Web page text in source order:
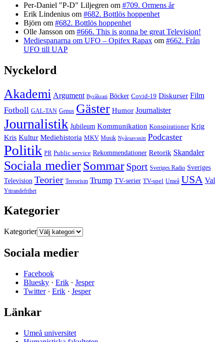
Per-Daniel "P-D" Liljegren om #709. Ormens år
Erik Lindenius om #682. Bottlös hoppenhet
Björn om #682. Bottlös hoppenhet
Olle Jansson om #666. This is gonna be great Television!
Mediespanarna om UFO – Opifex Rapax om #662. Från
UFO till UAP
Nyckelord
Akademi Argument Byråkrati Böcker Covid-19 Diskurser Film
Fotboll GAL-TAN Genus Gäster Humor Journalister
Journalistik Jubileum Kommunikation Konspirationer Krig
Kris Kultur Mediehistoria MKV Musik Nyårsavsnitt Podcaster
Politik PR Public service Rekommendationer Retorik Skandaler
Sociala medierSommar Sport Sveriges Radio Sveriges
Television Teorier Terrorism Trump TV-serier TV-spel Umeå USA Val
Yttrandefrihet
Kategorier
Kategorier
Sociala medier
Facebook
Bluesky · Erik · Jesper
Twitter· Erik · Jesper
Länkar
Umeå universitet